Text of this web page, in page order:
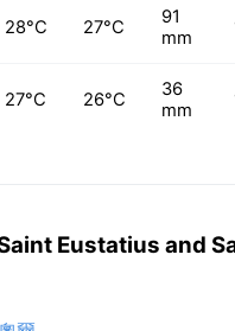
28°C 27°C
91
mm
27°C 26°C
36
mm
Eustatius and